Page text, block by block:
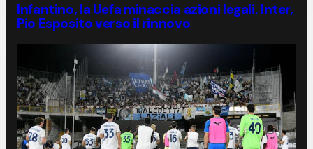
Infantino, la Uefa minaccia azioni legali. Inter,
Pio Esposito verso il rinnovo